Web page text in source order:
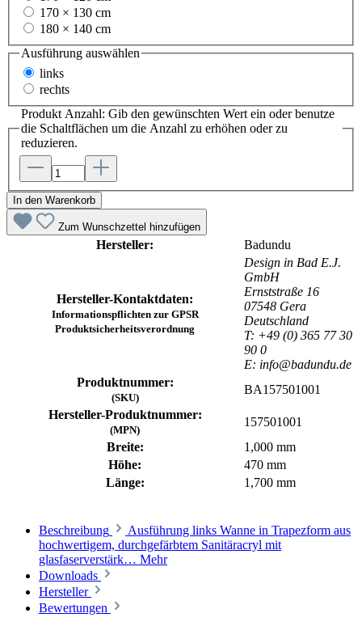
170 × 130 cm
180 × 140 cm
Ausführung auswählen
links
rechts
Produkt Anzahl: Gib den gewünschten Wert ein oder benutze
die Schaltflächen um die Anzahl zu erhöhen oder zu
reduzieren.
In den Warenkorb
Zum Wunschzettel hinzufügen
Hersteller: Badundu
Hersteller-Kontaktdaten:
Informationspflichten zur GPSR
Produktsicherheitsverordnung
Design in Bad E.J.
GmbH
Ernststraße 16
07548 Gera
Deutschland
T: +49 (0) 365 77 30
90 0
E: info@badundu.de
Produktnummer:
(SKU)
BA157501001
Hersteller-Produktnummer:
(MPN)
157501001
Breite:
1,000 mm
Höhe:
470 mm
Länge:
1,700 mm
Beschreibung
Ausführung links Wanne in Trapezform aus
hochwertigem, durchgefärbtem Sanitäracryl mit
glasfaserverstärk… Mehr
Downloads
Hersteller
Bewertungen